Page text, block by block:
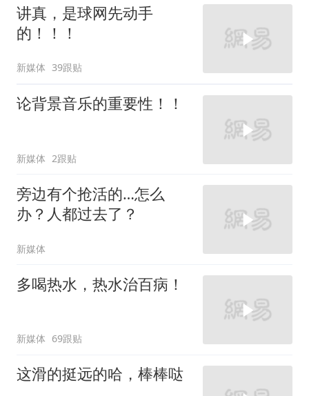
讲真，是球网先动手
的！！！
新媒体 39跟贴
论背景音乐的重要性！！
新媒体 2跟贴
旁边有个抢活的…怎么
办？人都过去了？
新媒体
多喝热水，热水治百病！
新媒体 69跟贴
这滑的挺远的哈，棒棒哒